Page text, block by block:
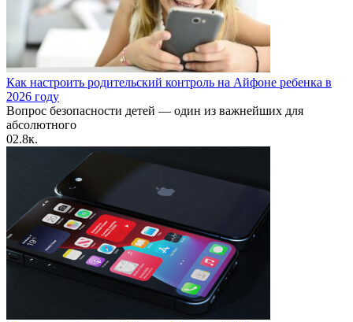
Как настроить родительский контроль на Айфоне ребенка в
2026 году
Вопрос безопасности детей — один из важнейших для
абсолютного
02.8к.